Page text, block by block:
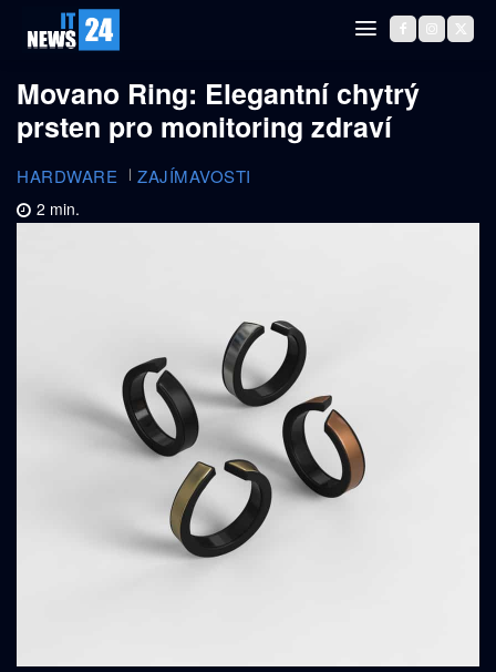
Movano Ring: Elegantní chytrý
prsten pro monitoring zdraví
HARDWARE ZAJÍMAVOSTI
2 min.